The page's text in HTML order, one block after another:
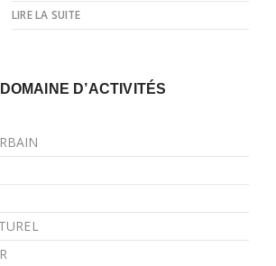
LIRE LA SUITE
D’ACTIVITÉS